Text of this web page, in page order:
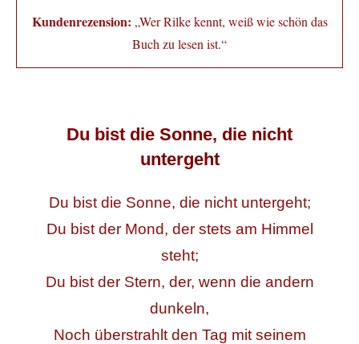
Kundenrezension: „Wer Rilke kennt, weiß wie schön das
Buch zu lesen ist.“
Du bist die Sonne, die nicht
untergeht
Du bist die Sonne, die nicht untergeht;
Du bist der Mond, der stets am Himmel
steht;
Du bist der Stern, der, wenn die andern
dunkeln,
Noch überstrahlt den Tag mit seinem